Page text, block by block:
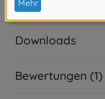
Downloads
Bewertungen (1)